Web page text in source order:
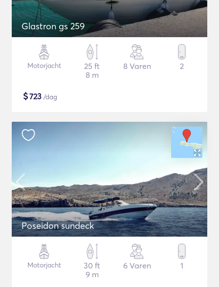
Glastron gs 259
Motorjacht
25 ft
8 m
8 Varen 2
$723 /dag
Poseidon sundeck
Motorjacht
30 ft
9 m
6 Varen 1